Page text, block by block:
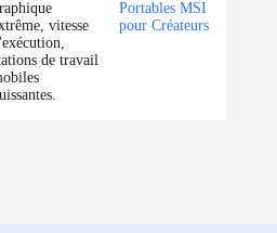
vitesse
de travail
Portables MSI
pour Créateurs